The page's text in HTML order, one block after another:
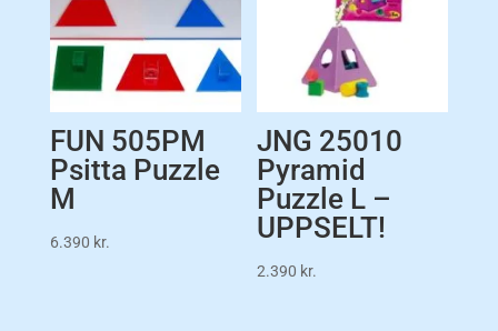
FUN 505PM
Psitta Puzzle
M
6.390 kr.
JNG 25010
Pyramid
Puzzle L –
UPPSELT!
2.390 kr.